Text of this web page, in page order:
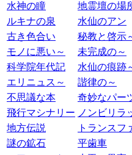
水神の瞳
地霊壇の場
ルキナの泉
水仙のアン
古き色合い
秘教と啓示
モノに悪い～
未完成の～
科学院年代記
水仙の痕跡
エリニュス～
諧律の～
不思議な本
奇妙なパー
飛行マシナリー ノンビリラ
地方伝説
トランスフ
謎の鉱石
平歯車